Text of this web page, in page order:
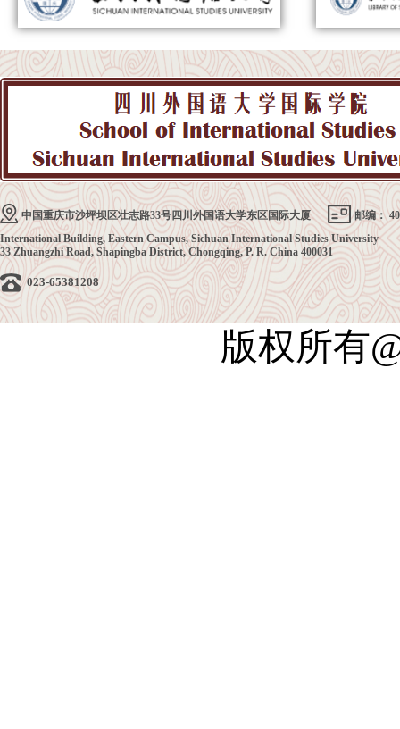
中国重庆市沙坪坝区壮志路33号四川外国语大学东区国际大厦
邮编：
International Building, Eastern Campus, Sichuan International Studies University
33 Zhuangzhi Road, Shapingba District, Chongqing, P. R. China 400031
023-65381208
版权所有